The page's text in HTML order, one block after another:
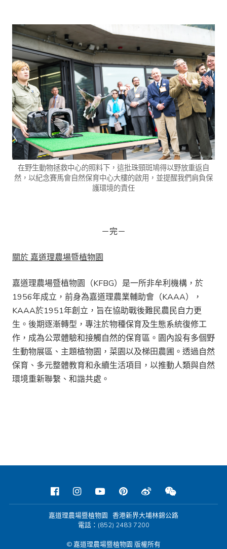
在野生動物拯救中心的照料下，這批珠頸斑鳩得以野放重返自
然，以紀念賽馬會自然保育中心大樓的啟用，並提醒我們肩負保
護環境的責任
－完－
關於 嘉道理農場暨植物園
嘉道理農場暨植物園（KFBG）是一所非牟利機構，於
1956年成立，前身為嘉道理農業輔助會（KAAA），
KAAA於1951年創立，旨在協助戰後難民農民自力更
生。後期逐漸轉型，專注於物種保育及生態系統復修工
作，成為公眾體驗和接觸自然的保育區。園內設有多個野
生動物展區、主題植物園，菜園以及梯田農圃。透過自然
保育、多元整體教育和永續生活項目，以推動人類與自然
環境重新聯繫、和諧共處。
嘉道理農場暨植物園 香港新界大埔林錦公路
電話：(852) 2483 7200
© 嘉道理農場暨植物園 版權所有